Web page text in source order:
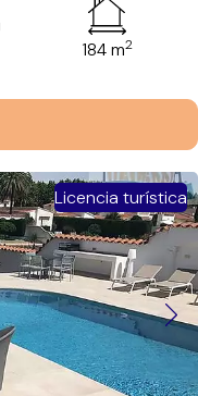
184 m2
Licencia turística